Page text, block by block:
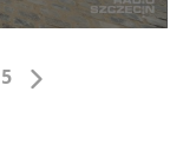
5